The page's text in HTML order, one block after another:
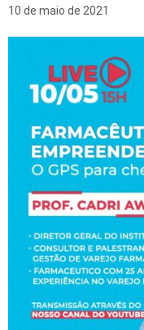
10 de maio de 2021